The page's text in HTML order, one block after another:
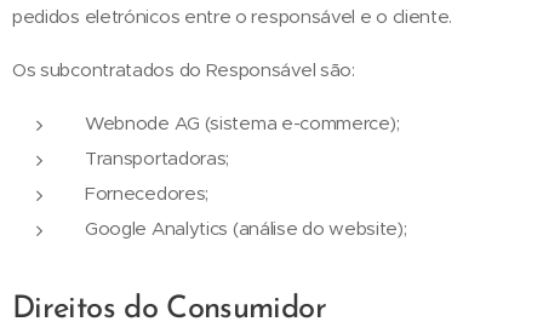
pedidos eletrónicos entre o responsável e o cliente.
Os subcontratados do Responsável são:
Webnode AG (sistema e-commerce);
Transportadoras;
Fornecedores;
Google Analytics (análise do website);
Direitos do Consumidor